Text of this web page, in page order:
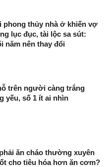
phong thủy nhà ở khiến vợ
lục đục, tài lộc sa sút:
năm nên thay đổi
trên người càng trắng
yếu, số 1 ít ai nhìn
ăn cháo thường xuyên
cho tiêu hóa hơn ăn cơm?